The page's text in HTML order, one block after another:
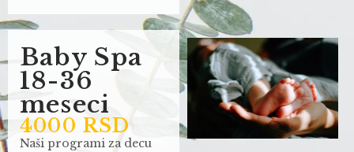
Baby Spa
18-36
meseci
4000 RSD
Naši programi za decu